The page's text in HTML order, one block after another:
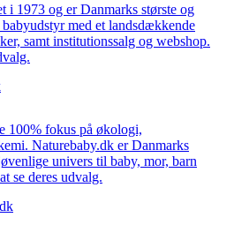
i 1973 og er Danmarks største og
med et landsdækkende
samt institutionssalg og webshop.
100% fokus på økologi,
Naturebaby.dk er Danmarks
univers til baby, mor, barn
se deres udvalg.